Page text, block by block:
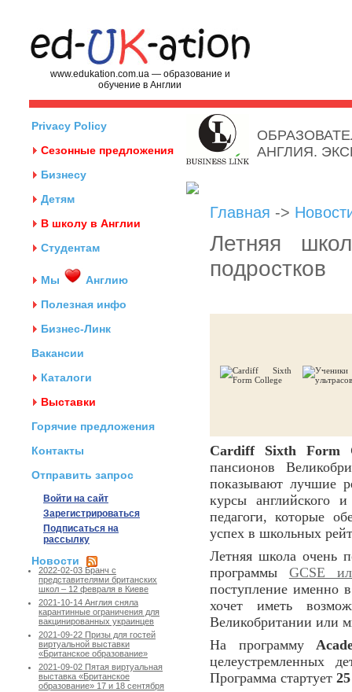
www.edukation.com.ua — образование и
обучение в Англии
Privacy Policy
Сезонные предложения
Бизнесу
Детям
В школу в Англии
Студентам
Мы
Англию
Полезная инфо
Бизнес-Линк
Вакансии
Каталоги
Выставки
Горячие предложения
Контакты
Отправить запрос
Войти на сайт
Зарегистрироваться
Подписаться на
рассылку
Новости
2022-02-03 Бранч с
представителями британских
школ – 12 февраля в Киеве
2021-10-14 Англия сняла
карантинные ограничения для
вакцинированных украинцев
2021-09-22 Призы для гостей
виртуальной выставки
«Британское образование»
2021-09-02 Пятая виртуальная
выставка «Британское
образование» 17 и 18 сентября
АНГЛИЯ.
Главная ->
Летняя
подростков
Cardiff Sixth Form
пансионов
показывают лучшие
курсы английского
педагоги, которые
успех в школьных
Летняя школа очень
программы GCSE
поступление именно
хочет иметь
Великобритании или
На программу
целеустремленных
Программа стартует